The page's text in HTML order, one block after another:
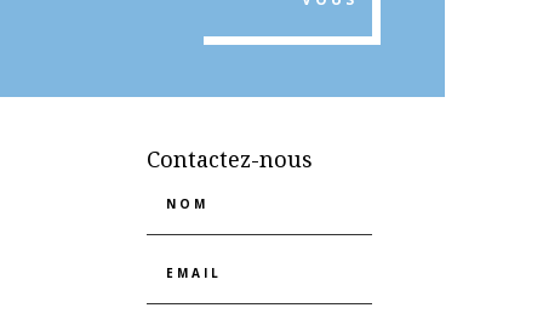
Contactez-nous